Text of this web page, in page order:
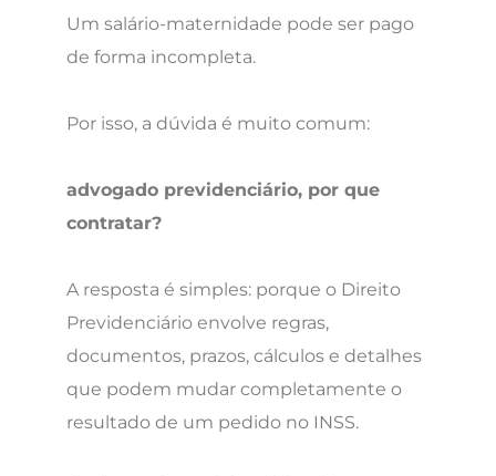
Um salário-maternidade pode ser pago
de forma incompleta.
Por isso, a dúvida é muito comum:
advogado previdenciário, por que
contratar?
A resposta é simples: porque o Direito
Previdenciário envolve regras,
documentos, prazos, cálculos e detalhes
que podem mudar completamente o
resultado de um pedido no INSS.